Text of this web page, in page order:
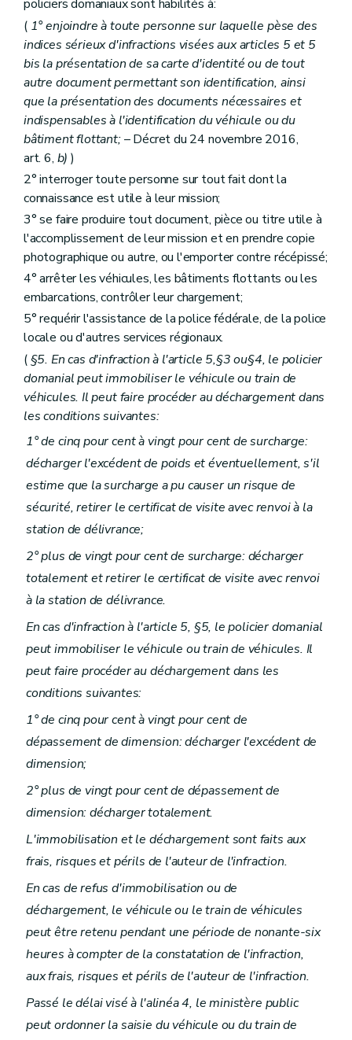
policiers domaniaux sont habilités à:
( 1° enjoindre à toute personne sur laquelle pèse des
indices sérieux d'infractions visées aux articles 5 et 5
bis la présentation de sa carte d'identité ou de tout
autre document permettant son identification, ainsi
que la présentation des documents nécessaires et
indispensables à l'identification du véhicule ou du
bâtiment flottant;– Décret du 24 novembre 2016,
art. 6, b) )
2° interroger toute personne sur tout fait dont la
connaissance est utile à leur mission;
3° se faire produire tout document, pièce ou titre utile à
l'accomplissement de leur mission et en prendre copie
photographique ou autre, ou l'emporter contre récépissé;
4° arrêter les véhicules, les bâtiments flottants ou les
embarcations, contrôler leur chargement;
5° requérir l'assistance de la police fédérale, de la police
locale ou d'autres services régionaux.
( §5. En cas d'infraction à l'article 5,§3 ou§4, le policier
domanial peut immobiliser le véhicule ou train de
véhicules. Il peut faire procéder au déchargement dans
les conditions suivantes:
1° de cinq pour cent à vingt pour cent de surcharge:
décharger l'excédent de poids et éventuellement, s'il
estime que la surcharge a pu causer un risque de
sécurité, retirer le certificat de visite avec renvoi à la
station de délivrance;
2° plus de vingt pour cent de surcharge: décharger
totalement et retirer le certificat de visite avec renvoi
à la station de délivrance.
En cas d'infraction à l'article 5, §5, le policier domanial
peut immobiliser le véhicule ou train de véhicules. Il
peut faire procéder au déchargement dans les
conditions suivantes:
1° de cinq pour cent à vingt pour cent de
dépassement de dimension: décharger l'excédent de
dimension;
2° plus de vingt pour cent de dépassement de
dimension: décharger totalement.
L'immobilisation et le déchargement sont faits aux
frais, risques et périls de l'auteur de l'infraction.
En cas de refus d'immobilisation ou de
déchargement, le véhicule ou le train de véhicules
peut être retenu pendant une période de nonante-six
heures à compter de la constatation de l'infraction,
aux frais, risques et périls de l'auteur de l'infraction.
Passé le délai visé à l'alinéa 4, le ministère public
peut ordonner la saisie du véhicule ou du train de